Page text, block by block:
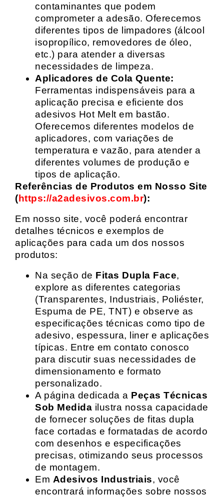
contaminantes que podem
comprometer a adesão. Oferecemos
diferentes tipos de limpadores (álcool
isopropílico, removedores de óleo,
etc.) para atender a diversas
necessidades de limpeza.
Aplicadores de Cola Quente:
Ferramentas indispensáveis para a
aplicação precisa e eficiente dos
adesivos Hot Melt em bastão.
Oferecemos diferentes modelos de
aplicadores, com variações de
temperatura e vazão, para atender a
diferentes volumes de produção e
tipos de aplicação.
Referências de Produtos em Nosso Site
(https://a2adesivos.com.br):
Em nosso site, você poderá encontrar
detalhes técnicos e exemplos de
aplicações para cada um dos nossos
produtos:
Na seção de Fitas Dupla Face,
explore as diferentes categorias
(Transparentes, Industriais, Poliéster,
Espuma de PE, TNT) e observe as
especificações técnicas como tipo de
adesivo, espessura, liner e aplicações
típicas. Entre em contato conosco
para discutir suas necessidades de
dimensionamento e formato
personalizado.
A página dedicada a Peças Técnicas
Sob Medida ilustra nossa capacidade
de fornecer soluções de fitas dupla
face cortadas e formatadas de acordo
com desenhos e especificações
precisas, otimizando seus processos
de montagem.
Em Adesivos Industriais, você
encontrará informações sobre nossos